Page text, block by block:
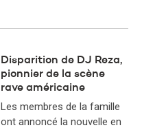
Disparition de DJ Reza,
pionnier de la scène
rave américaine
Les membres de la famille
ont annoncé la nouvelle en